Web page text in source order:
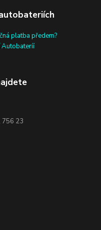
platba předem?
Autobateríí
756 23